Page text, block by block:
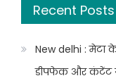
Recent Posts
New delhi : मेटा
डीपफेक और कंटेंट